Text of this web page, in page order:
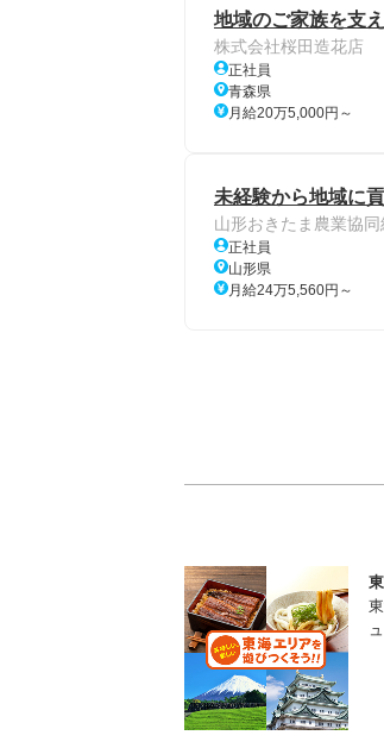
地域のご家族を支
株式会社桜田造花店
正社員
青森県
月給20万5,000円～
未経験から地域に
山形おきたま農業協同
正社員
山形県
月給24万5,560円～